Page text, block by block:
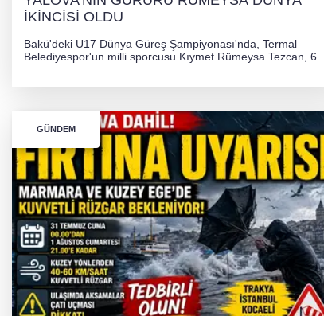
İKİNCİSİ OLDU
Bakü'deki U17 Dünya Güreş Şampiyonası'nda, Termal
Belediyespor'un milli sporcusu Kıymet Rümeysa Tezcan, 69
GÜNDEM